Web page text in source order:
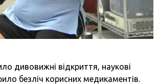
дивовижні відкриття, наукові
безліч корисних медикаментів.